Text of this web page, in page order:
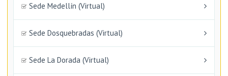
Sede Medellín (Virtual)
Sede Dosquebradas (Virtual)
Sede La Dorada (Virtual)